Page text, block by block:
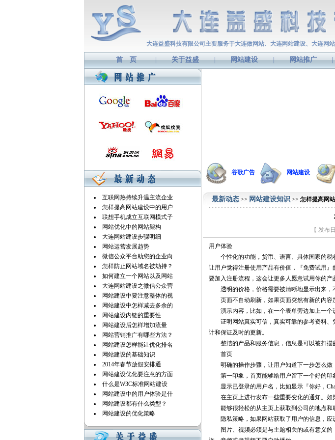
大连益盛科技有限公司主要服务于大连做网站、大连网站建设、大连网
首 页 | 关于益盛 | 网站建设 | 网站推广 |
互联网热持续升温主流企业
怎样提高网站建设中的用户
联想手机成立互联网模式子
网站优化中的网站架构
大连网站建设步骤明细
网站运营发展趋势
微信公众平台助您的企业向
怎样防止网站域名被劫持？
如何建立一个网站以及网站
大连网站建设之微信公众营
网站建设中要注意整体的视
网站建设中怎样减去多余的
网站建设内链的重要性
网站建设后怎样增加流量
网站营销推广有哪些方法？
网站建设怎样能让优化排名
网站建设的基础知识
2014年春节放假安排通
网站建设优化要注意的方面
什么是W3C标准网站建设
网站建设中的用户体验是什
网站建设都有什么类型？
网站建设的优化策略
谷歌广告 网站建设
最新动态 >> 网站建设知识 >> 怎样提高网
【 发布
用户体验
个性化的功能，货币、语言、具体国家的税
让用户觉得注册使用产品有价值，『免费试用
要加入注册流程，这会让更多人愿意试用你的产
透明的价格，价格需要被清晰地显示出来，
页面不自动刷新，如果页面突然有新的内容
演示内容，比如，在一个表单旁边加上一个
证明网站真实可信，真实可靠的参考资料、
计和保证及时的更新。
整洁的产品和服务信息，信息是可以被扫描
首页
明确的操作步骤，让用户知道下一步怎么做
第一印象，首页能够给用户留下一个好的印
显示已登录的用户名，比如显示『你好，
在主页上进行发布一些重要变化的通知。如
能够很轻松的从主页上获取到公司的地点和
隐私策略，如果网站获取了用户的信息，应
图片、视频必须是与主题相关的或有意义的